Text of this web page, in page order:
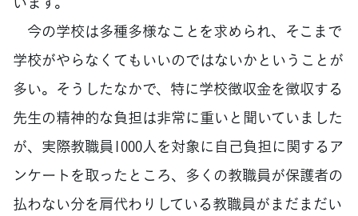
今の学校は多種多様なことを求められ、そこまで
学校がやらなくてもいいのではないかということが
多い。そうしたなかで、特に学校徴収金を徴収する
先生の精神的な負担は非常に重いと聞いていました
が、実際教職員1000人を対象に自己負担に関するア
ンケートを取ったところ、多くの教職員が保護者の
払わない分を肩代わりしている教職員がまだまだい